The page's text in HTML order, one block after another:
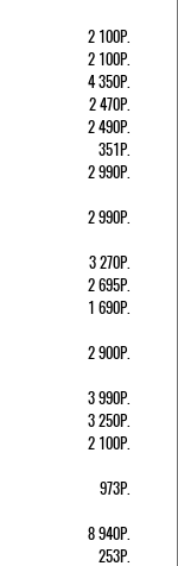
2 100Р.
2 100Р.
4 350Р.
2 470Р.
2 490Р.
351Р.
2 990Р.
2 990Р.
3 270Р.
2 695Р.
1 690Р.
2 900Р.
3 990Р.
3 250Р.
2 100Р.
973Р.
8 940Р.
253Р.